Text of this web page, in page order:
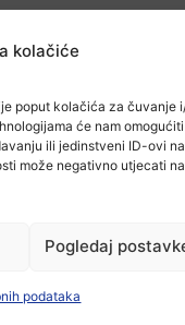
kolačiće
poput kolačića za čuvanje
će nam
ili jedinstveni ID-ovi na
može negativno utjecati na
Pogledaj
podataka
službeniku
Dana policije svim
zadatak i
Dan policije i